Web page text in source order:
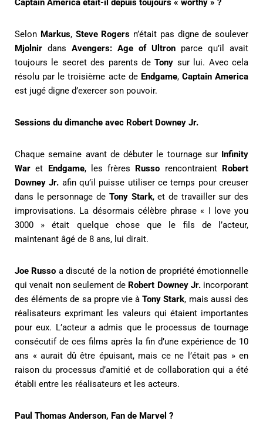
Captain America était-il depuis toujours « worthy » ?
Selon Markus, Steve Rogers n’était pas digne de soulever
Mjolnir dans Avengers: Age of Ultron parce qu’il avait
toujours le secret des parents deTony sur lui. Avec cela
résolu par le troisième acte de Endgame,Captain America
est jugé digne d’exercer son pouvoir.
Sessions du dimanche avec Robert Downey Jr.
Chaque semaine avant de débuter le tournage sur Infinity
War et Endgame, les frères Russo rencontraient Robert
Downey Jr. afin qu’il puisse utiliser ce temps pour creuser
dans le personnage de Tony Stark, et de travailler sur des
improvisations. La désormais célèbre phrase « I love you
3000 » était quelque chose que le fils de l’acteur,
maintenant âgé de 8 ans, lui dirait.
Joe Russo a discuté de la notion de propriété émotionnelle
qui venait non seulement de Robert Downey Jr.incorporant
des éléments de sa propre vie àTony Stark, mais aussi des
réalisateurs exprimant les valeurs qui étaient importantes
pour eux. L’acteur a admis que le processus de tournage
consécutif de ces films après la fin d’une expérience de 10
ans « aurait dû être épuisant, mais ce ne l’était pas » en
raison du processus d’amitié et de collaboration qui a été
établi entre les réalisateurs et les acteurs.
Paul Thomas Anderson, Fan de Marvel ?